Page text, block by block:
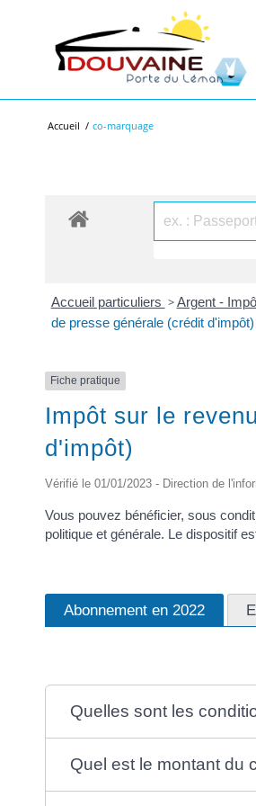
Accueil / co-marquage
Accueil particuliers > Argent -
de presse générale (crédit d'impôt)
Fiche pratique
Impôt sur le
d'impôt)
Vérifié le 01/01/2023 - Direction de
Vous pouvez bénéficier, sous
politique et générale. Le dispositif
Abonnement en 2022
Quelles sont les
Quel est le montant du